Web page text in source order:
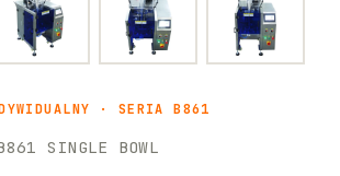
· SERIA B861
SINGLE BOWL